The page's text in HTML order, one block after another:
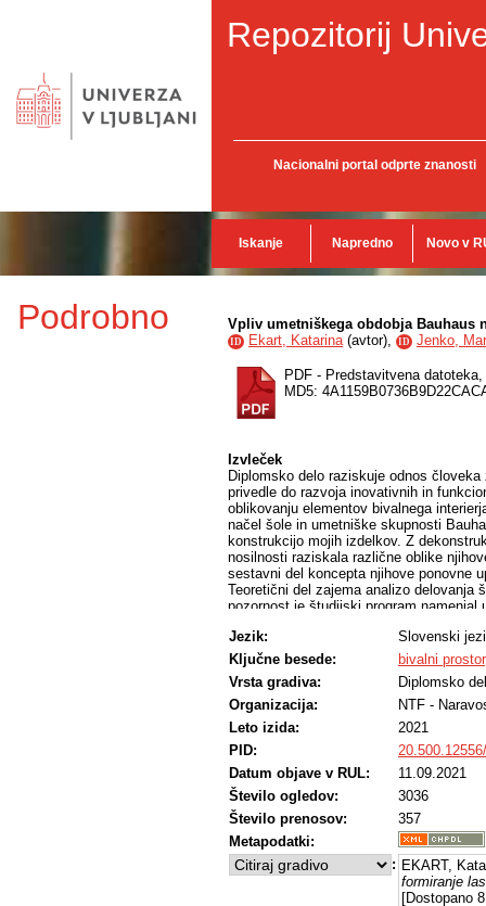
Repozitorij
Nacionalni portal odprte znanosti
Iskanje Napredno Novo v
Podrobno Vpliv umetniškega obdobja Bauhaus
ID Ekart, Katarina(avtor), ID Jenko,
PDF - Predstavitvena datoteka,
MD5:
Izvleček
Diplomsko delo raziskuje odnos
privedle do razvoja inovativnih in
oblikovanju elementov bivalnega
načel šole in umetniške skupnosti
konstrukcijo mojih izdelkov. Z
nosilnosti raziskala različne oblike
sestavni del koncepta njihove ponovne
Teoretični del zajema analizo delovanja
pozornost je študijski program
učnega procesa je bil na spoznavanju
ustvarjalna energija. Skozi proces, kjer
in potrebami ter smiselnim variiranjem
predstavnikov Bauhausa ter se soočim
dodatkov. Uporabim le vse tisto, kar mi
V ustvarjalnem delu pa se osredotočim
prilagojene oblike v čim širšem smislu.
ležeča oblika obvezna za udobje? Z
sestavljati nove smiselne celote v obliki
načela modularnosti stremi k
sestavljanju v nove smiselne celote je
ploskvami, ki jih prepoznam znotraj
vrvice okrog osrednjega nosilnega
lepo tekstilno delo –, ki je pri prvotnih
rabo. Pri še bolj preprostih zunanjih
vrvice uporabili kar močnejšo tkanino
Končni izdelki privedejo do ugotovitve,
Jezik:
Slovenski
Ključne besede:
bivalni prostor
Vrsta gradiva:
Diplomsko
Organizacija:
NTF -
Leto izida:
2021
PID:
Datum objave v RUL:
11.09.2021
Število ogledov:
3036
Število prenosov:
357
Metapodatki:
: EKART,
formiranje
[Dostopano